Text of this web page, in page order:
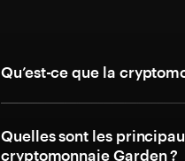
Qu’est-ce que la
Quelles sont les
cryptomonnaie Garden ?